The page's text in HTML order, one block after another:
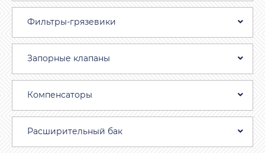
Фильтры-грязевики
Запорные клапаны
Компенсаторы
Расширительный бак